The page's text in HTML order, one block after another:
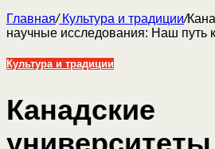
Главная/Культура и традиции/
научные исследования: Наш путь
Культура и традиции
Канадские